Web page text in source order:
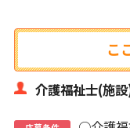
こ
介護福祉士(施